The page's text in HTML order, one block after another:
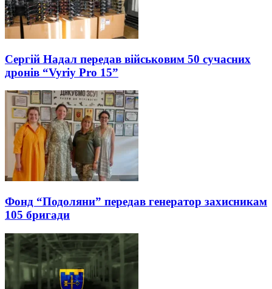
Сергій Надал передав військовим 50 сучасних
дронів “Vyriy Pro 15”
Фонд “Подоляни” передав генератор захисникам
105 бригади